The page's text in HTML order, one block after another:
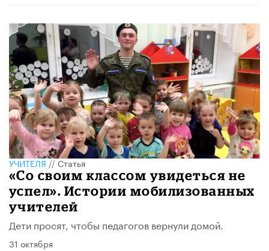
УЧИТЕЛЯ//Статья
«Со своим классом увидеться не
успел». Истории мобилизованных
учителей
Дети просят, чтобы педагогов вернули домой.
31 октября